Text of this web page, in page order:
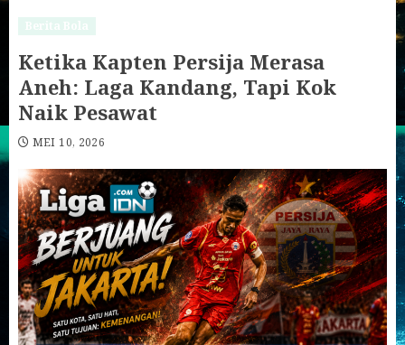
Berita Bola
Ketika Kapten Persija Merasa
Aneh: Laga Kandang, Tapi Kok
Naik Pesawat
MEI 10, 2026